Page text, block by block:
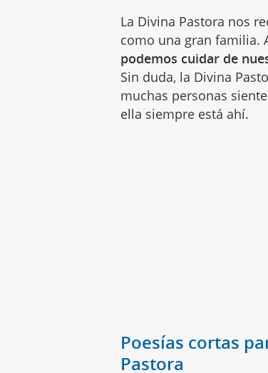
La Divina Pastora nos
como una gran familia.
podemos cuidar de
Sin duda, la Divina
muchas personas
ella siempre está ahí.
Poesías cortas
Pastora